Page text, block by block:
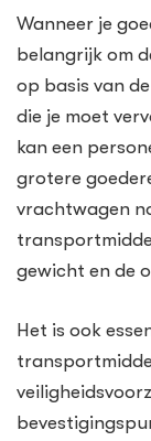
Wanneer je
belangrijk om
op basis van
die je moet
kan een
grotere
vrachtwagen
gewicht en de
Het is ook